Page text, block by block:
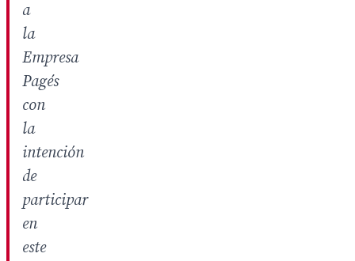
a
la
Empresa
Pagés
con
la
intención
de
participar
en
este